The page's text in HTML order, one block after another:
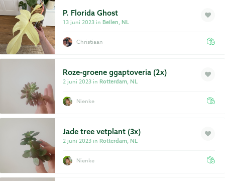
P. Florida Ghost
13 juni 2023 in Beilen, NL
Christiaan
Roze-groene ggaptoveria (2x)
2 juni 2023 in Rotterdam, NL
Nienke
Jade tree vetplant (3x)
2 juni 2023 in Rotterdam, NL
Nienke